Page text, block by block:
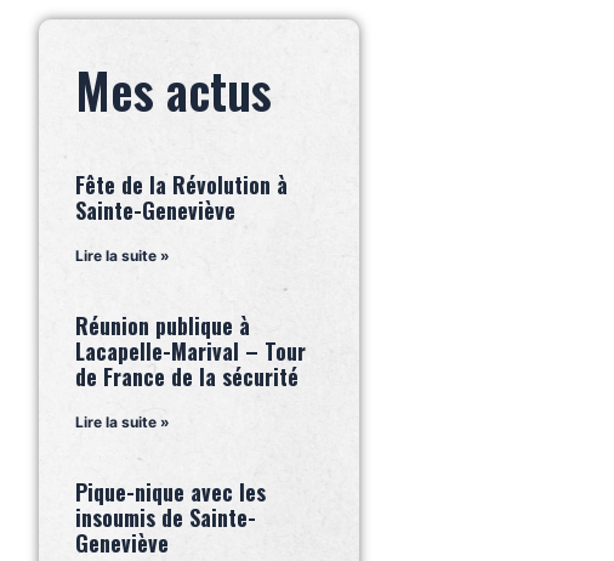
Mes actus
Fête de la Révolution à
Sainte-Geneviève
Lire la suite »
Réunion publique à
Lacapelle-Marival – Tour
de France de la sécurité
Lire la suite »
Pique-nique avec les
insoumis de Sainte-
Geneviève